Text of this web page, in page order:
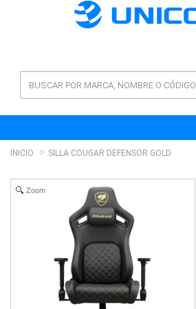
INICIO SILLA COUGAR DEFENSOR GOLD
Zoom